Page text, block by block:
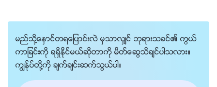
မည္သို႔ေႏွာင္တရေျပာင္းလဲ မွသာလွ်င္ ဘုရားသခင္၏ ကြယ္
ကာျခင္းကို ရရွိႏိုင္မယ္ဆိုတာကို မိတ္ေဆြသိခ်င္ပါသလား။
ကြၽန္ုပ္တို႔ကို ခ်က္ခ်င္းဆက္သြယ္ပါ။